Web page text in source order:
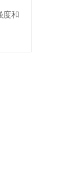
度和